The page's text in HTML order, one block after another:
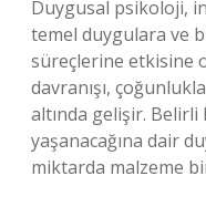
Duygusal psikoloji,
temel duygulara ve
süreçlerine etkisine
davranışı,
altında gelişir. Belirli
yaşanacağına dair
miktarda malzeme